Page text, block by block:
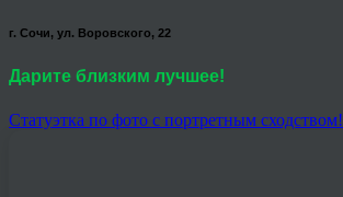
г. Сочи, ул. Воровского, 22
Дарите близким лучшее!
Статуэтка по фото с портретным сходством!